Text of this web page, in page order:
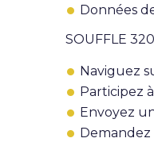
Données
SOUFFLE
Naviguez
Participez
Envoyez